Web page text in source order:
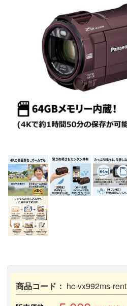
商品コード： hc-vx992ms-rent